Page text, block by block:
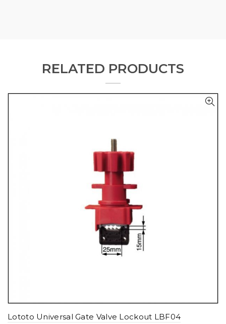
RELATED PRODUCTS
Lototo Universal Gate Valve Lockout LBF04